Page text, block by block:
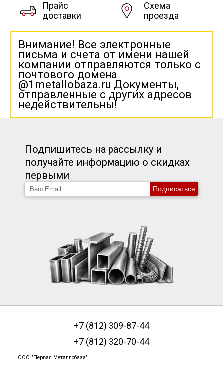
Прайс
доставки
Схема
проезда
Внимание! Все электронные
письма и счета от имени нашей
компании отправляются только с
почтового домена
@1metallobaza.ru Документы,
отправленные с других адресов
недействительны!
Подпишитесь на рассылку и
получайте информацию о скидках
первыми
Подписаться
+7 (812) 309-87-44
+7 (812) 320-70-44
ООО "Первая Металлобаза"